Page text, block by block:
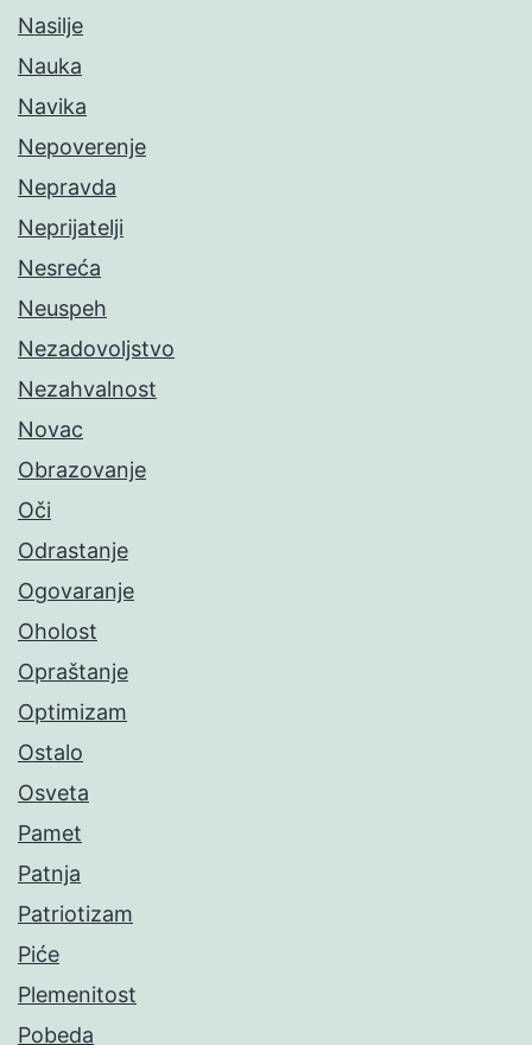
Nasilje
Nauka
Navika
Nepoverenje
Nepravda
Neprijatelji
Nesreća
Neuspeh
Nezadovoljstvo
Nezahvalnost
Novac
Obrazovanje
Oči
Odrastanje
Ogovaranje
Oholost
Opraštanje
Optimizam
Ostalo
Osveta
Pamet
Patnja
Patriotizam
Piće
Plemenitost
Pobeda